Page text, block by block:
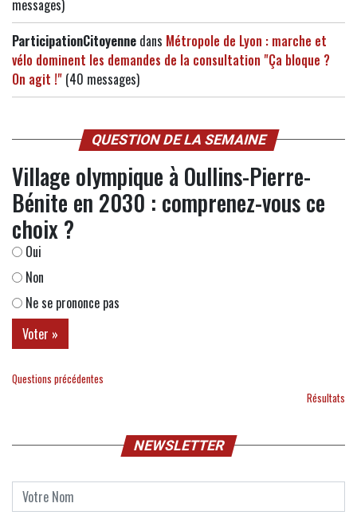
messages)
ParticipationCitoyenne dans Métropole de Lyon : marche et
vélo dominent les demandes de la consultation "Ça bloque ?
On agit !" (40 messages)
QUESTION DE LA SEMAINE
Village olympique à Oullins-Pierre-
Bénite en 2030 : comprenez-vous ce
choix ?
Oui
Non
Ne se prononce pas
Questions précédentes
Résultats
NEWSLETTER